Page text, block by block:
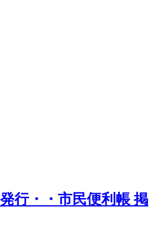
行・・市民便利帳 掲